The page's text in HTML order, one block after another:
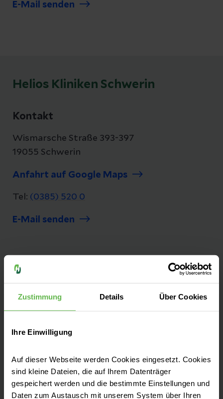
Zustimmung Details Über Cookies
Ihre Einwilligung
Auf dieser Webseite werden Cookies eingesetzt. Cookies
sind kleine Dateien, die auf Ihrem Datenträger
gespeichert werden und die bestimmte Einstellungen und
Daten zum Austausch mit unserem System über Ihren
E-Mail senden
Helios Kliniken Schwerin
Kontakt
Wismarsche Straße 393-397
19055 Schwerin
Anfahrt auf Google Maps
Tel: (0385) 520 0
E-Mail senden
Unsere Qualität
uns nicht nur ein Wort, es ist ein Versprechen.
optimieren wir unsere Qualität, damit sie